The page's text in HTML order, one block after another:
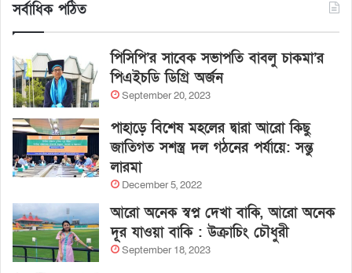
সর্বাধিক পঠিত
পিসিপি’র সাবেক সভাপতি বাবলু চাকমা’র
পিএইচডি ডিগ্রি অর্জন
September 20, 2023
পাহাড়ে বিশেষ মহলের দ্বারা আরো কিছু
জাতিগত সশস্ত্র দল গঠনের পর্যায়ে: সন্তু
লারমা
December 5, 2022
আরো অনেক স্বপ্ন দেখা বাকি, আরো অনেক
দূর যাওয়া বাকি : উক্রাচিং চৌধুরী
September 18, 2023